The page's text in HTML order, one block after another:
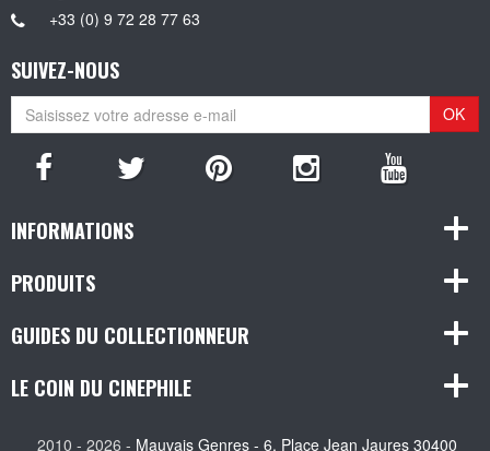
+33 (0) 9 72 28 77 63
SUIVEZ-NOUS
OK
INFORMATIONS
PRODUITS
GUIDES DU COLLECTIONNEUR
LE COIN DU CINEPHILE
2010 - 2026 - Mauvais Genres - 6, Place Jean Jaures 30400